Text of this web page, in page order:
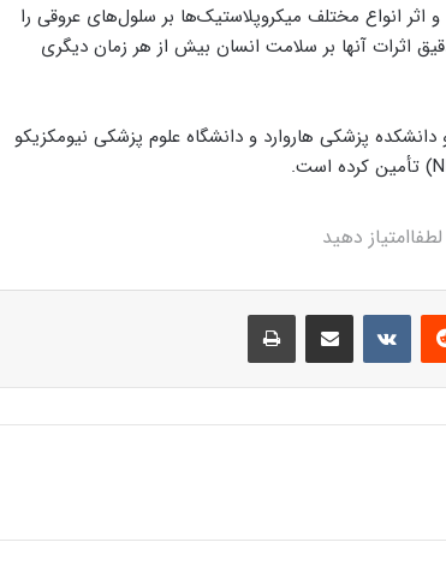
اثر انواع مختلف میکروپلاستیک‌ها بر سلول‌های عروقی را
اثرات آنها بر سلامت انسان بیش از هر زمان دیگری
پزشکی هاروارد و دانشگاه علوم پزشکی نیومکزیکو
لطفاامتیاز دهید
Reddit
VKontakte
Share via Email
Print